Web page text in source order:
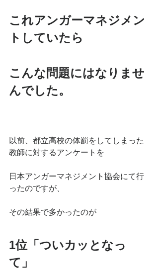
これアンガーマネジメン
トしていたら
こんな問題にはなりませ
んでした。
以前、都立高校の体罰をしてしまった
教師に対するアンケートを
日本アンガーマネジメント協会にて行
ったのですが、
その結果で多かったのが
1位「ついカッとなっ
て」